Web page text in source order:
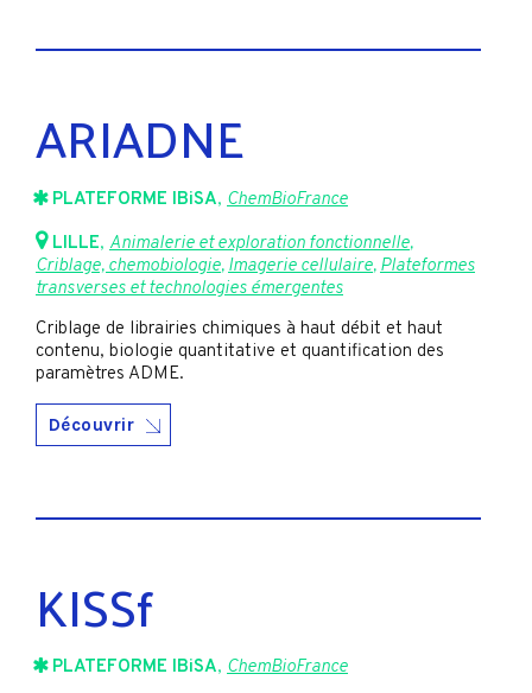
ARIADNE
PLATEFORME IBiSA, ChemBioFrance
LILLE, Animalerie et exploration fonctionnelle,
Criblage, chemobiologie, Imagerie cellulaire, Plateformes
transverses et technologies émergentes
Criblage de librairies chimiques à haut débit et haut
contenu, biologie quantitative et quantification des
paramètres ADME.
Découvrir
KISSf
PLATEFORME IBiSA, ChemBioFrance